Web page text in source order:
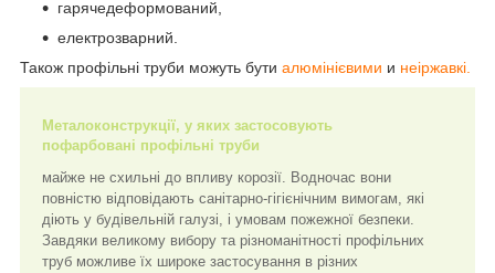
гарячедеформований,
електрозварний.
Також профільні труби можуть бути алюмінієвими и неіржавкі.
Металоконструкції, у яких застосовують
пофарбовані профільні труби
майже не схильні до впливу корозії. Водночас вони
повністю відповідають санітарно-гігієнічним вимогам, які
діють у будівельній галузі, і умовам пожежної безпеки.
Завдяки великому вибору та різноманітності профільних
труб можливе їх широке застосування в різних